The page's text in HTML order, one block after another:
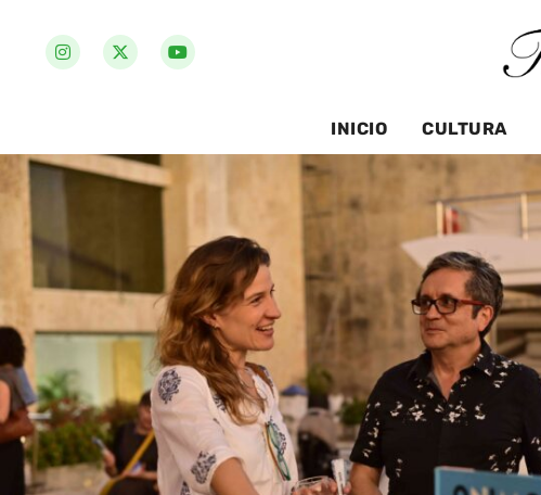
INICIO CULTURA